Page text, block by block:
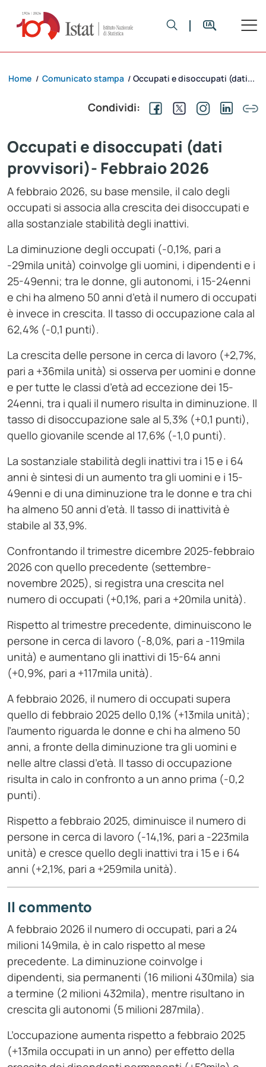
Home / Comunicato stampa / Occupati e disoccupati (dati...
Condividi:
Occupati e disoccupati (dati
provvisori)- Febbraio 2026
A febbraio 2026, su base mensile, il calo degli
occupati si associa alla crescita dei disoccupati e
alla sostanziale stabilità degli inattivi.
La diminuzione degli occupati (-0,1%, pari a
-29mila unità) coinvolge gli uomini, i dipendenti e i
25-49enni; tra le donne, gli autonomi, i 15-24enni
e chi ha almeno 50 anni d’età il numero di occupati
è invece in crescita. Il tasso di occupazione cala al
62,4% (-0,1 punti).
La crescita delle persone in cerca di lavoro (+2,7%,
pari a +36mila unità) si osserva per uomini e donne
e per tutte le classi d’età ad eccezione dei 15-
24enni, tra i quali il numero risulta in diminuzione. Il
tasso di disoccupazione sale al 5,3% (+0,1 punti),
quello giovanile scende al 17,6% (-1,0 punti).
La sostanziale stabilità degli inattivi tra i 15 e i 64
anni è sintesi di un aumento tra gli uomini e i 15-
49enni e di una diminuzione tra le donne e tra chi
ha almeno 50 anni d’età. Il tasso di inattività è
stabile al 33,9%.
Confrontando il trimestre dicembre 2025-febbraio
2026 con quello precedente (settembre-
novembre 2025), si registra una crescita nel
numero di occupati (+0,1%, pari a +20mila unità).
Rispetto al trimestre precedente, diminuiscono le
persone in cerca di lavoro (-8,0%, pari a -119mila
unità) e aumentano gli inattivi di 15-64 anni
(+0,9%, pari a +117mila unità).
A febbraio 2026, il numero di occupati supera
quello di febbraio 2025 dello 0,1% (+13mila unità);
l’aumento riguarda le donne e chi ha almeno 50
anni, a fronte della diminuzione tra gli uomini e
nelle altre classi d’età. Il tasso di occupazione
risulta in calo in confronto a un anno prima (-0,2
punti).
Rispetto a febbraio 2025, diminuisce il numero di
persone in cerca di lavoro (-14,1%, pari a -223mila
unità) e cresce quello degli inattivi tra i 15 e i 64
anni (+2,1%, pari a +259mila unità).
Il commento
A febbraio 2026 il numero di occupati, pari a 24
milioni 149mila, è in calo rispetto al mese
precedente. La diminuzione coinvolge i
dipendenti, sia permanenti (16 milioni 430mila) sia
a termine (2 milioni 432mila), mentre risultano in
crescita gli autonomi (5 milioni 287mila).
L’occupazione aumenta rispetto a febbraio 2025
(+13mila occupati in un anno) per effetto della